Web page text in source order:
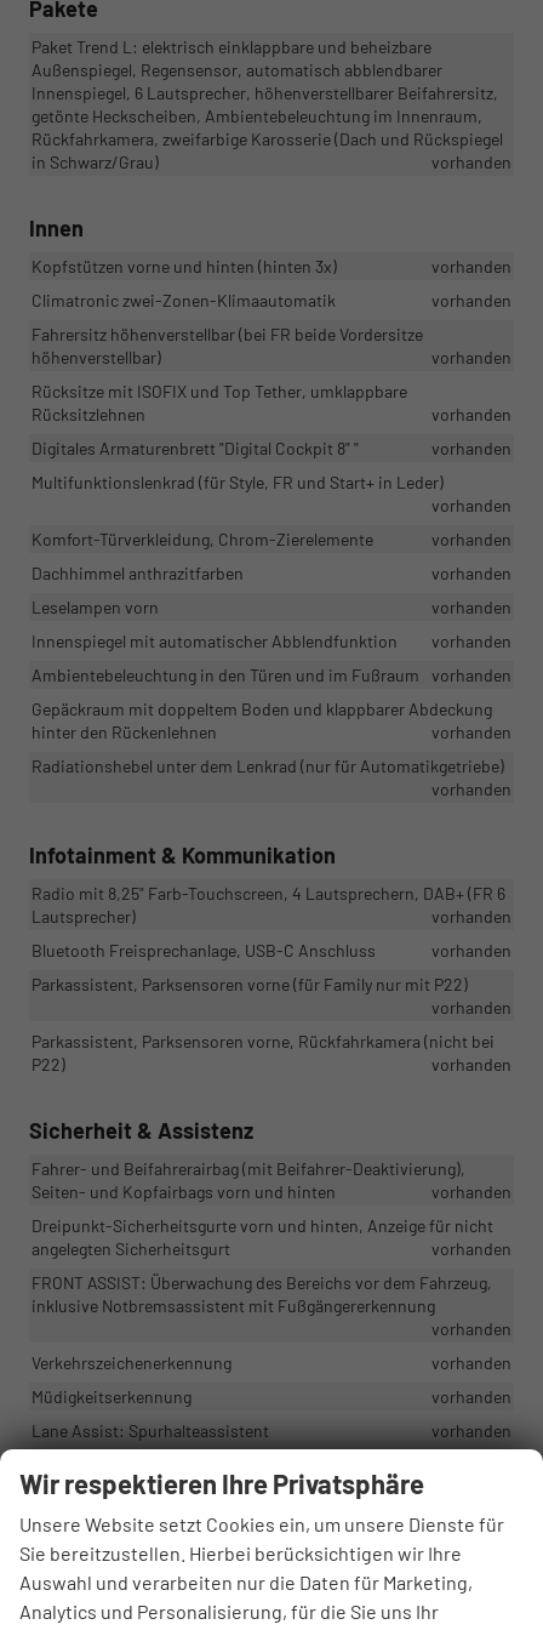
Pakete
Paket Trend L: elektrisch einklappbare und beheizbare
Außenspiegel, Regensensor, automatisch abblendbarer
Innenspiegel, 6 Lautsprecher, höhenverstellbarer Beifahrersitz,
getönte Heckscheiben, Ambientebeleuchtung im Innenraum,
Rückfahrkamera, zweifarbige Karosserie (Dach und Rückspiegel
in Schwarz/Grau)
vorhanden
Innen
Kopfstützen vorne und hinten (hinten 3x)
vorhanden
Climatronic zwei-Zonen-Klimaautomatik
vorhanden
Fahrersitz höhenverstellbar (bei FR beide Vordersitze
höhenverstellbar)
vorhanden
Rücksitze mit ISOFIX und Top Tether, umklappbare
Rücksitzlehnen
vorhanden
Digitales Armaturenbrett "Digital Cockpit 8" "
vorhanden
Multifunktionslenkrad (für Style, FR und Start+ in Leder)
vorhanden
Komfort-Türverkleidung, Chrom-Zierelemente
vorhanden
Dachhimmel anthrazitfarben
vorhanden
Leselampen vorn
vorhanden
Innenspiegel mit automatischer Abblendfunktion
vorhanden
Ambientebeleuchtung in den Türen und im Fußraum
vorhanden
Gepäckraum mit doppeltem Boden und klappbarer Abdeckung
hinter den Rückenlehnen
vorhanden
Radiationshebel unter dem Lenkrad (nur für Automatikgetriebe)
vorhanden
Infotainment & Kommunikation
Radio mit 8,25" Farb-Touchscreen, 4 Lautsprechern, DAB+ (FR 6
Lautsprecher)
vorhanden
Bluetooth Freisprechanlage, USB-C Anschluss
vorhanden
Parkassistent, Parksensoren vorne (für Family nur mit P22)
vorhanden
Parkassistent, Parksensoren vorne, Rückfahrkamera (nicht bei
P22)
vorhanden
Sicherheit & Assistenz
Fahrer- und Beifahrerairbag (mit Beifahrer-Deaktivierung),
Seiten- und Kopfairbags vorn und hinten
vorhanden
Dreipunkt-Sicherheitsgurte vorn und hinten, Anzeige für nicht
angelegten Sicherheitsgurt
vorhanden
FRONT ASSIST: Überwachung des Bereichs vor dem Fahrzeug,
inklusive Notbremsassistent mit Fußgängererkennung
vorhanden
Verkehrszeichenerkennung
vorhanden
Müdigkeitserkennung
vorhanden
Lane Assist: Spurhalteassistent
vorhanden
Sicherheitsservices + 1 Jahr Fernzugriffsservices
eCall - Notrufsystem
vorhanden
Regensensor
vorhanden
Außen
Wir respektieren Ihre Privatsphäre
Unsere Website setzt Cookies ein, um unsere Dienste für
Sie bereitzustellen. Hierbei berücksichtigen wir Ihre
Auswahl und verarbeiten nur die Daten für Marketing,
Analytics und Personalisierung, für die Sie uns Ihr